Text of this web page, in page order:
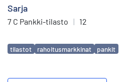
Sarja
7 C Pankki-tilasto | 12
Avainsanat
tilastot rahoitusmarkkinat pankit